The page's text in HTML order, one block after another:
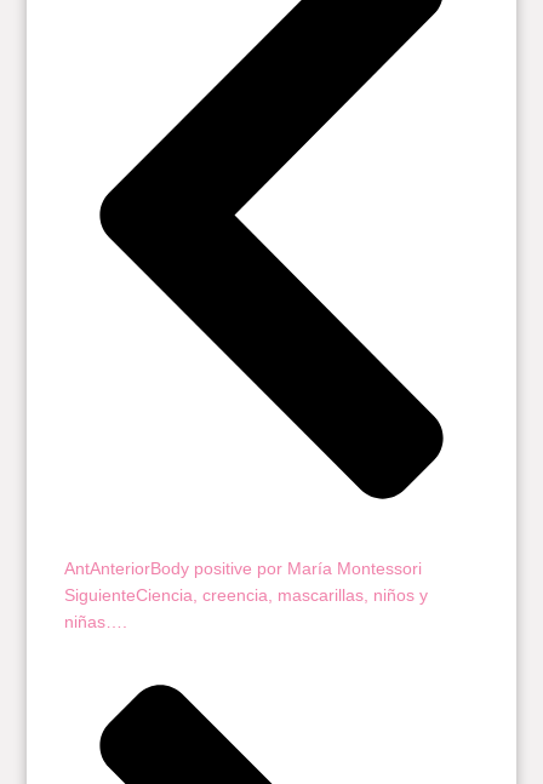
AntAnteriorBody positive por María Montessori
SiguienteCiencia, creencia, mascarillas, niños y
niñas….